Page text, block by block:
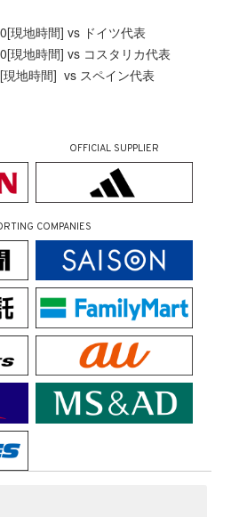
地時間] vs ドイツ代表
地時間] vs コスタリカ代表
地時間] vs スペイン代表
OFFICIAL SUPPLIER
COMPANIES